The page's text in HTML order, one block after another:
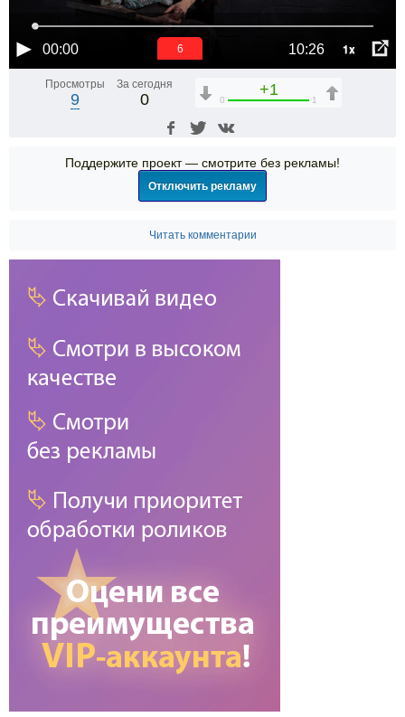
00:00 10:26 1x
6
Просмотры
9
За сегодня
0
+1
0 1
Поддержите проект — смотрите без рекламы!
Отключить рекламу
Читать комментарии